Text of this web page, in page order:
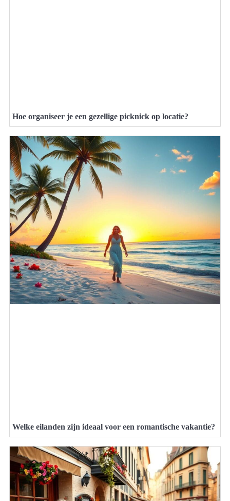
Hoe organiseer je een gezellige picknick op locatie?
Welke eilanden zijn ideaal voor een romantische vakantie?